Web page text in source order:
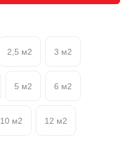
2,5 м2 3 м2
5 м2 6 м2
10 м2 12 м2